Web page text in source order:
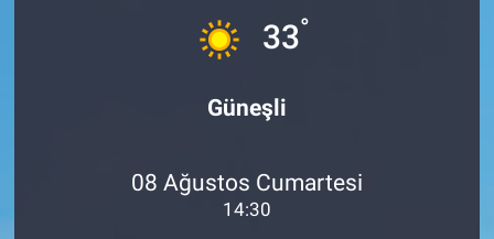
33°
Güneşli
08 Ağustos Cumartesi
14:30